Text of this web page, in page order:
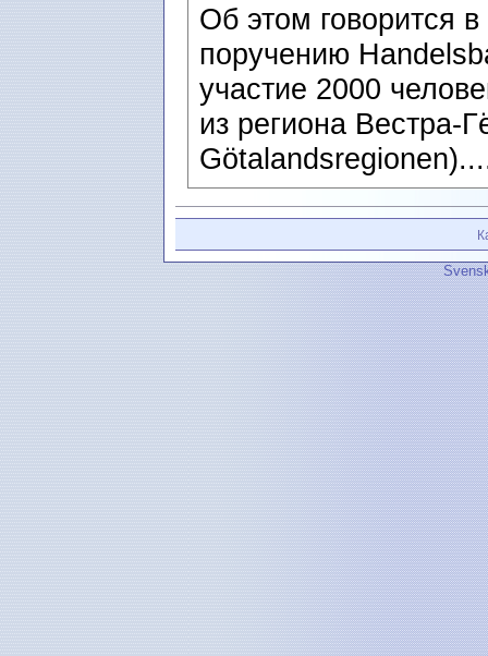
Об этом говорится
поручению
участие 2000
из региона Вестра-